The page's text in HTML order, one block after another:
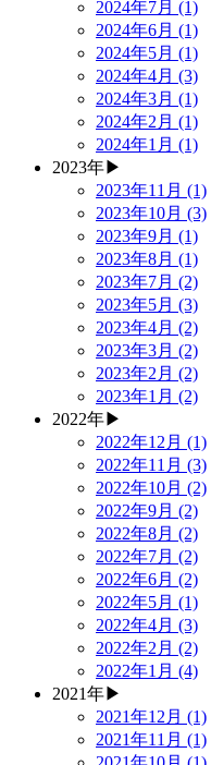
2024年7月 (1)
2024年6月 (1)
2024年5月 (1)
2024年4月 (3)
2024年3月 (1)
2024年2月 (1)
2024年1月 (1)
2023年▶
2023年11月 (1)
2023年10月 (3)
2023年9月 (1)
2023年8月 (1)
2023年7月 (2)
2023年5月 (3)
2023年4月 (2)
2023年3月 (2)
2023年2月 (2)
2023年1月 (2)
2022年▶
2022年12月 (1)
2022年11月 (3)
2022年10月 (2)
2022年9月 (2)
2022年8月 (2)
2022年7月 (2)
2022年6月 (2)
2022年5月 (1)
2022年4月 (3)
2022年2月 (2)
2022年1月 (4)
2021年▶
2021年12月 (1)
2021年11月 (1)